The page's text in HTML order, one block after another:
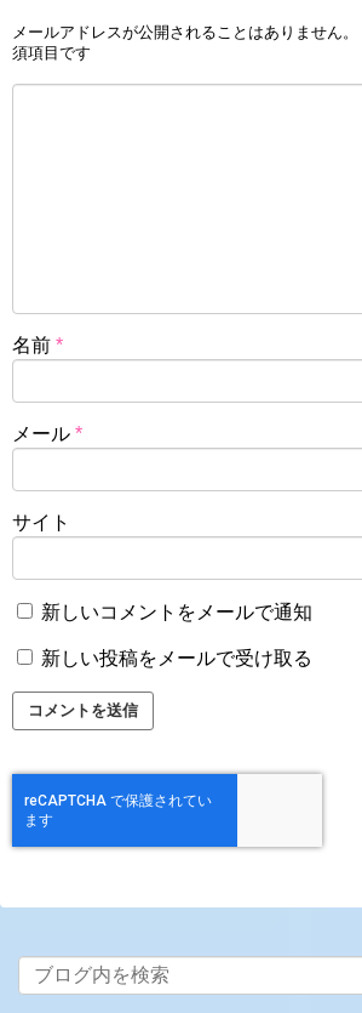
メールアドレスが公開されることはありません。
須項目です
名前 *
メール *
サイト
新しいコメントをメールで通知
新しい投稿をメールで受け取る